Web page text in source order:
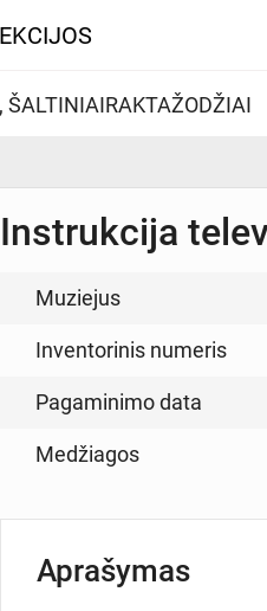
ŠALTINIAIRAKTAŽODŽIAI
Instrukcija
Muziejus
Inventorinis numeris
Pagaminimo data
Medžiagos
Aprašymas